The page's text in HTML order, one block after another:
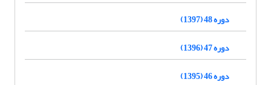
دوره 48 (1397)
دوره 47 (1396)
دوره 46 (1395)